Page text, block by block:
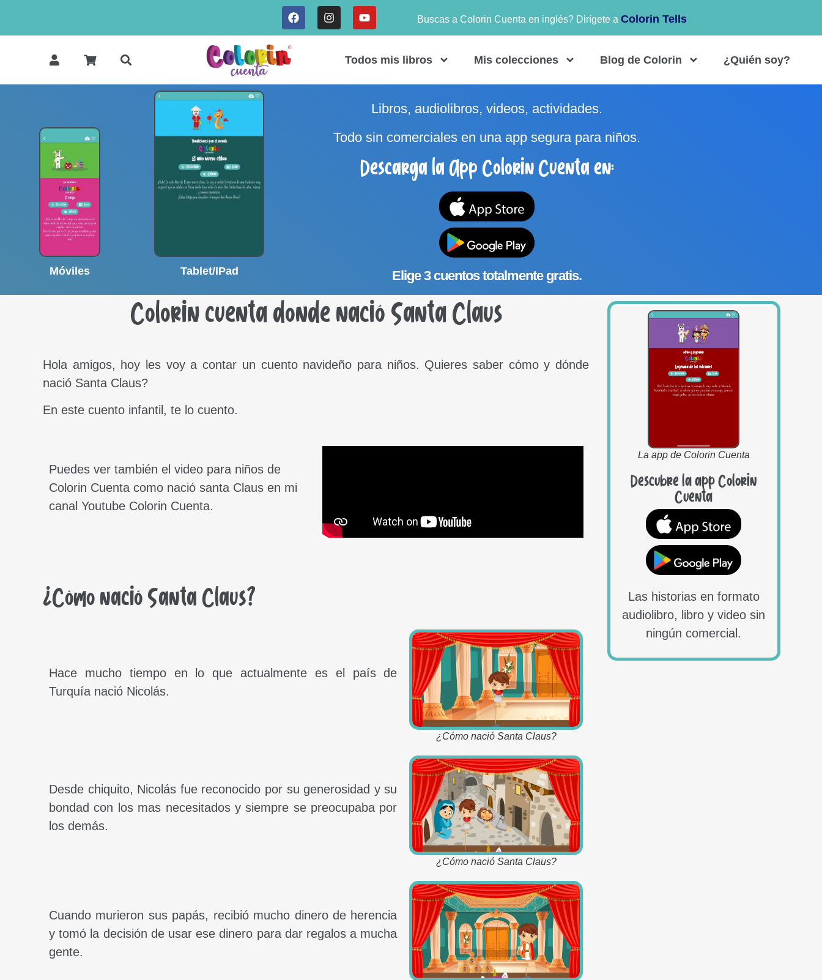
Buscas a Colorin Cuenta en inglés? Dirígete a Colorin Tells
Todos mis libros Mis colecciones Blog de Colorin ¿Quién soy?
Móviles Tablet/IPad
Libros, audiolibros, videos, actividades.
Todo sin comerciales en una app segura para niños.
Descarga la App Colorin Cuenta en:
Elige 3 cuentos totalmente gratis.
Colorin cuenta donde nació Santa Claus
Hola amigos, hoy les voy a contar un cuento navideño para niños. Quieres saber cómo y dónde
nació Santa Claus?
En este cuento infantil, te lo cuento.
Puedes ver también el video para niños de
Colorin Cuenta como nació santa Claus en mi
canal Youtube Colorin Cuenta.
¿Cómo nació Santa Claus?
Hace mucho tiempo en lo que actualmente es el país de
Turquía nació Nicolás.
¿Cómo nació Santa Claus?
Desde chiquito, Nicolás fue reconocido por su generosidad y su
bondad con los mas necesitados y siempre se preocupaba por
los demás.
¿Cómo nació Santa Claus?
Cuando murieron sus papás, recibió mucho dinero de herencia
y tomó la decisión de usar ese dinero para dar regalos a mucha
gente.
La app de Colorin Cuenta
Descubre la app Colorin
Cuenta
Las historias en formato
audiolibro, libro y video sin
ningún comercial.